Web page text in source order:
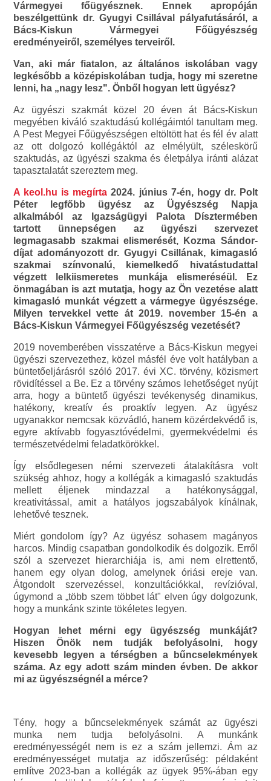
Vármegyei főügyésznek. Ennek apropóján
beszélgettünk dr. Gyugyi Csillával pályafutásáról, a
Bács-Kiskun Vármegyei Főügyészség
eredményeiről, személyes terveiről.
Van, aki már fiatalon, az általános iskolában vagy
legkésőbb a középiskolában tudja, hogy mi szeretne
lenni, ha „nagy lesz". Önből hogyan lett ügyész?
Az ügyészi szakmát közel 20 éven át Bács-Kiskun
megyében kiváló szaktudású kollégáimtól tanultam meg.
A Pest Megyei Főügyészségen eltöltött hat és fél év alatt
az ott dolgozó kollégáktól az elmélyült, széleskörű
szaktudás, az ügyészi szakma és életpálya iránti alázat
tapasztalatát szereztem meg.
A keol.hu is megírta 2024. június 7-én, hogy dr. Polt
Péter legfőbb ügyész az Ügyészség Napja
alkalmából az Igazságügyi Palota Dísztermében
tartott ünnepségen az ügyészi szervezet
legmagasabb szakmai elismerését, Kozma Sándor-
díjat adományozott dr. Gyugyi Csillának, kimagasló
szakmai színvonalú, kiemelkedő hivatástudattal
végzett lelkiismeretes munkája elismeréséül. Ez
önmagában is azt mutatja, hogy az Ön vezetése alatt
kimagasló munkát végzett a vármegye ügyészsége.
Milyen tervekkel vette át 2019. november 15-én a
Bács-Kiskun Vármegyei Főügyészség vezetését?
2019 novemberében visszatérve a Bács-Kiskun megyei
ügyészi szervezethez, közel másfél éve volt hatályban a
büntetőeljárásról szóló 2017. évi XC. törvény, közismert
rövidítéssel a Be. Ez a törvény számos lehetőséget nyújt
arra, hogy a büntető ügyészi tevékenység dinamikus,
hatékony, kreatív és proaktív legyen. Az ügyész
ugyanakkor nemcsak közvádló, hanem közérdekvédő is,
egyre aktívabb fogyasztóvédelmi, gyermekvédelmi és
természetvédelmi feladatkörökkel.
Így elsődlegesen némi szervezeti átalakításra volt
szükség ahhoz, hogy a kollégák a kimagasló szaktudás
mellett éljenek mindazzal a hatékonysággal,
kreativitással, amit a hatályos jogszabályok kínálnak,
lehetővé tesznek.
Miért gondolom így? Az ügyész sohasem magányos
harcos. Mindig csapatban gondolkodik és dolgozik. Erről
szól a szervezet hierarchiája is, ami nem elrettentő,
hanem egy olyan dolog, amelynek óriási ereje van.
Átgondolt szervezéssel, konzultációkkal, revízióval,
úgymond a „több szem többet lát" elven úgy dolgozunk,
hogy a munkánk szinte tökéletes legyen.
Hogyan lehet mérni egy ügyészség munkáját?
Hiszen Önök nem tudják befolyásolni, hogy
kevesebb legyen a térségben a bűncselekmények
száma. Az egy adott szám minden évben. De akkor
mi az ügyészségnél a mérce?
Tény, hogy a bűncselekmények számát az ügyészi
munka nem tudja befolyásolni. A munkánk
eredményességét nem is ez a szám jellemzi. Ám az
eredményességet mutatja az időszerűség: példaként
említve 2023-ban a kollégák az ügyek 95%-ában egy